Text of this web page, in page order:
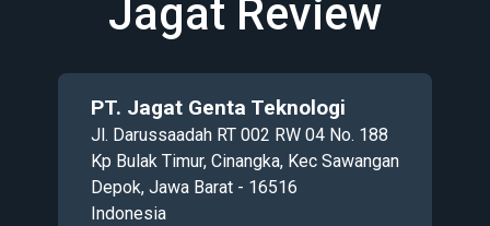
Jagat Review
PT. Jagat Genta Teknologi
Jl. Darussaadah RT 002 RW 04 No. 188
Kp Bulak Timur, Cinangka, Kec Sawangan
Depok, Jawa Barat - 16516
Indonesia